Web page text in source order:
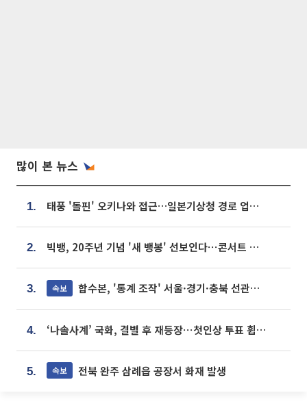
많이 본 뉴스
1. 태풍 '돌핀' 오키나와 접근…일본기상청 경로 업데이트
2. 빅뱅, 20주년 기념 '새 뱅봉' 선보인다⋯콘서트 앞두고 팝업 개최
3. 속보 합수본, '통계 조작' 서울·경기·충북 선관위 등 추가 압수수색
4. ‘나솔사계’ 국화, 결별 후 재등장⋯첫인상 투표 휩쓸고 ‘인기녀’ 등극
5. 속보 전북 완주 삼례읍 공장서 화재 발생